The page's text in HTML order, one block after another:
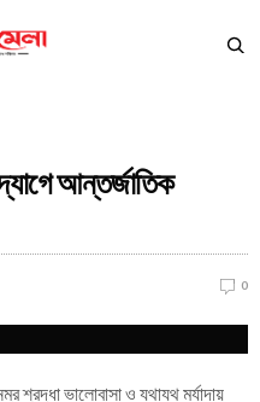
আন্তর্জাতিক
0
শ্রদ্ধা ভালোবাসা ও যথাযথ মর্যাদায়